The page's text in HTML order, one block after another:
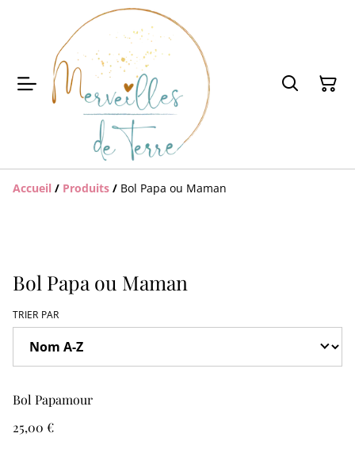
Accueil / Produits / Bol Papa ou Maman
Bol Papa ou Maman
TRIER PAR
Bol Papamour
25,00 €